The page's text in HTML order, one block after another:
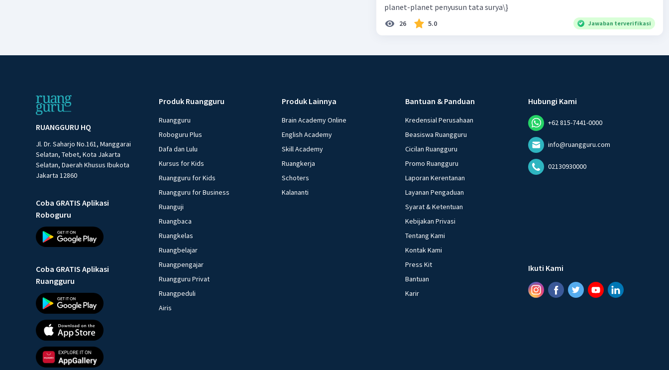
planet-planet penyusun tata surya\}
26 5.0 Jawaban terverifikasi
RUANGGURU HQ
Jl. Dr. Saharjo No.161, Manggarai
Selatan, Tebet, Kota Jakarta
Selatan, Daerah Khusus Ibukota
Jakarta 12860
Coba GRATIS Aplikasi
Roboguru
Coba GRATIS Aplikasi
Ruangguru
Produk Ruangguru
Ruangguru
Roboguru Plus
Dafa dan Lulu
Kursus for Kids
Ruangguru for Kids
Ruangguru for Business
Ruanguji
Ruangbaca
Ruangkelas
Ruangbelajar
Ruangpengajar
Ruangguru Privat
Ruangpeduli
Airis
Produk Lainnya
Brain Academy Online
English Academy
Skill Academy
Ruangkerja
Schoters
Kalananti
Bantuan & Panduan
Kredensial Perusahaan
Beasiswa Ruangguru
Cicilan Ruangguru
Promo Ruangguru
Laporan Kerentanan
Layanan Pengaduan
Syarat & Ketentuan
Kebijakan Privasi
Tentang Kami
Kontak Kami
Press Kit
Bantuan
Karir
Hubungi Kami
+62 815-7441-0000
info@ruangguru.com
02130930000
Ikuti Kami